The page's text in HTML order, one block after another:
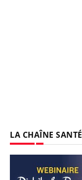
LA CHAÎNE SANTÉ